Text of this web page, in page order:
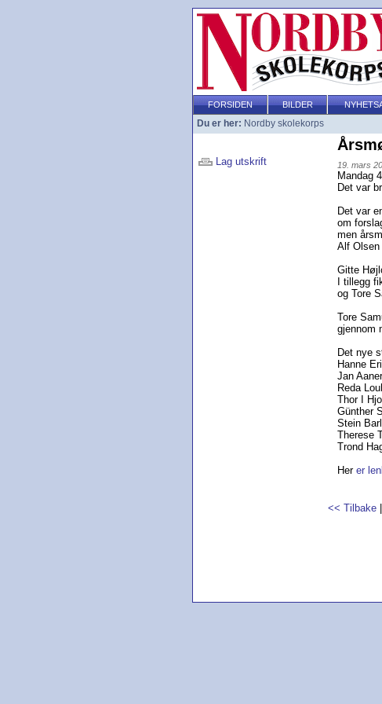
FORSIDEN BILDER
Du er her: Nordby skolekorps
Lag utskrift 19. mars
Mandag
Det var
Det var
om
men
Alf Olsen
Gitte
I tillegg
og Tore
Tore
gjennom
Det nye
Hanne
Jan
Reda
Thor I
Günther
Stein
Therese
Trond
Her er
<< Tilbake